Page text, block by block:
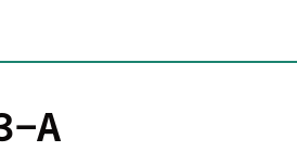
−A